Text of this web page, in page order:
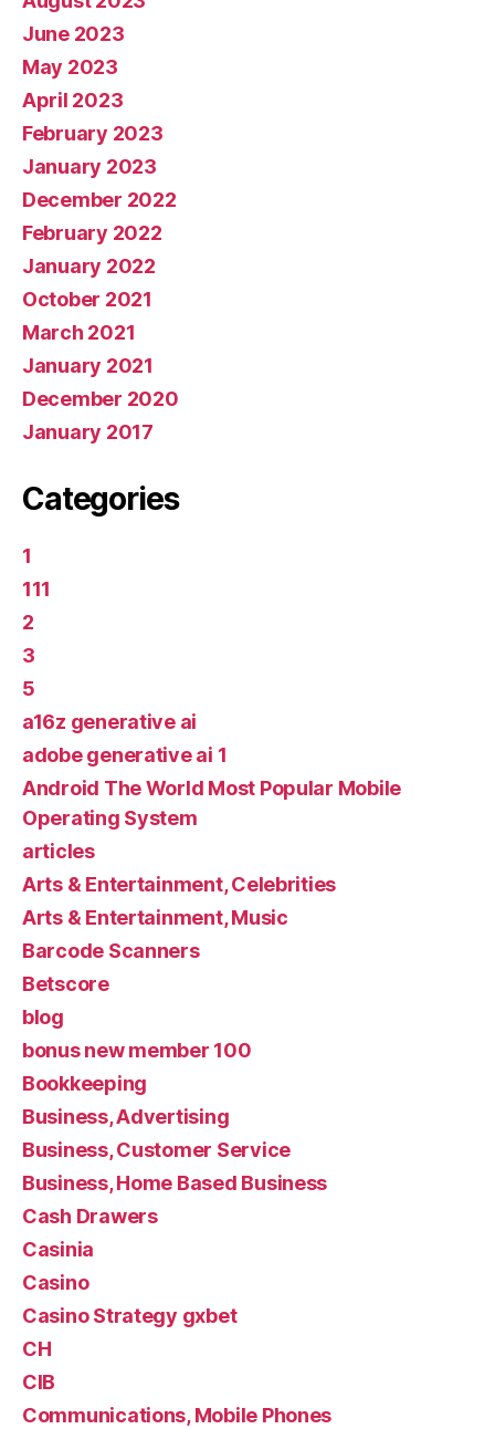
June 2023
May 2023
April 2023
February 2023
January 2023
December 2022
February 2022
January 2022
October 2021
March 2021
January 2021
December 2020
January 2017
Categories
1
111
2
3
5
a16z generative ai
adobe generative ai 1
Android The World Most Popular Mobile
Operating System
articles
Arts & Entertainment, Celebrities
Arts & Entertainment, Music
Barcode Scanners
Betscore
blog
bonus new member 100
Bookkeeping
Business, Advertising
Business, Customer Service
Business, Home Based Business
Cash Drawers
Casinia
Casino
Casino Strategy gxbet
CH
CIB
Communications, Mobile Phones